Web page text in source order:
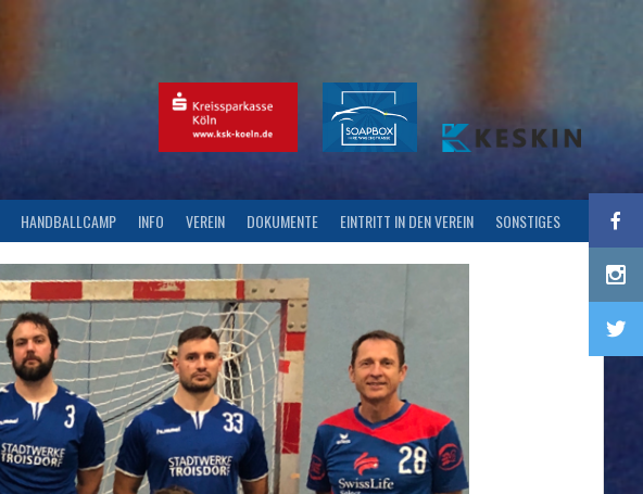
HANDBALLCAMP INFO VEREIN DOKUMENTE EINTRITT IN DEN VEREIN SONSTIGES